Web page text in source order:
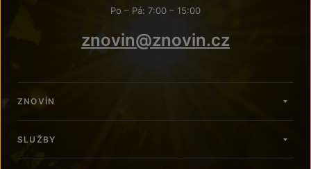
Po – Pá: 7:00 – 15:00
znovin@znovin.cz
ZNOVÍN
SLUŽBY